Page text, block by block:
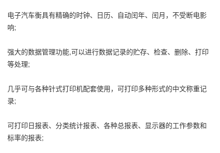
电子汽车衡具有精确的时钟、日历、自动闰年、闰月，不受断电影
响;
强大的数据管理功能,可以进行数据记录的贮存、检查、删除、打印
等处理;
几乎可与各种针式打印机配套使用，可打印多种形式的中文称重记
录;
可打印日报表、分类统计报表、各种总报表、显示器的工作参数和
标率的报表;